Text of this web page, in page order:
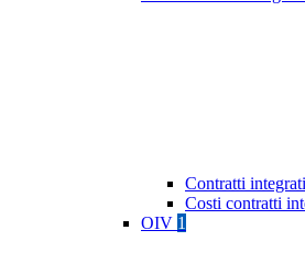
Contratti
Costi contratti
OIV 1